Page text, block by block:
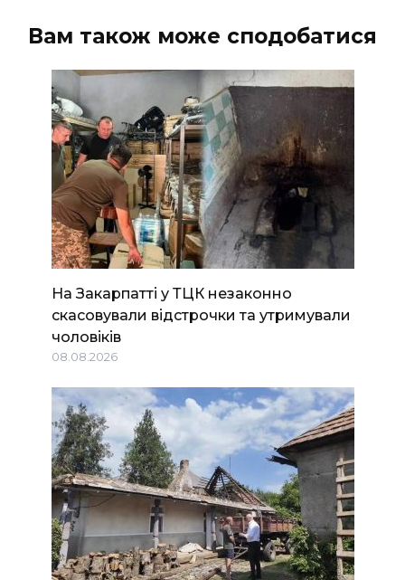
Вам також може сподобатися
На Закарпатті у ТЦК незаконно
скасовували відстрочки та утримували
чоловіків
08.08.2026